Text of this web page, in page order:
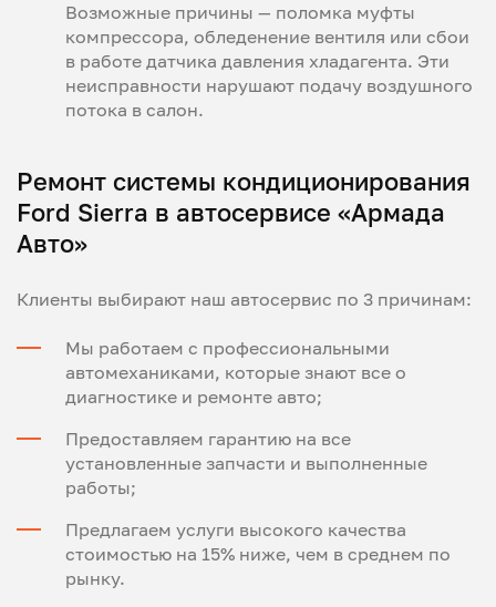
Возможные причины — поломка муфты
компрессора, обледенение вентиля или сбои
в работе датчика давления хладагента. Эти
неисправности нарушают подачу воздушного
потока в салон.
Ремонт системы кондиционирования
Ford Sierra в автосервисе «Армада
Авто»
Клиенты выбирают наш автосервис по 3 причинам:
Мы работаем с профессиональными
автомеханиками, которые знают все о
диагностике и ремонте авто;
Предоставляем гарантию на все
установленные запчасти и выполненные
работы;
Предлагаем услуги высокого качества
стоимостью на 15% ниже, чем в среднем по
рынку.